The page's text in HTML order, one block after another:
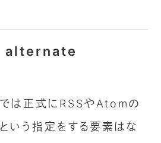
alternate
は正式にRSSやAtomの
という指定をする要素はな